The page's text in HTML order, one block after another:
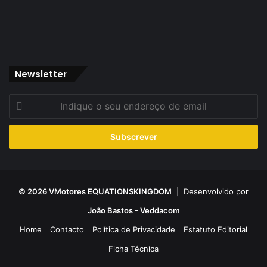
Newsletter
seu
de
© 2026 VMotores EQUATIONSKINGDOM | Desenvolvido por
João Bastos - Veddacom
Home
Contacto Política de Privacidade
Estatuto Editorial
Ficha Técnica